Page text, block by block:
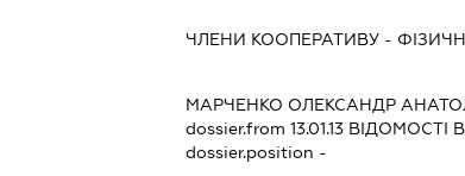
ЧЛЕНИ КООПЕРАТИВУ -
МАРЧЕНКО ОЛЕКСАНДР
dossier.from 13.01.13 ВІДОМОСТІ
dossier.position -